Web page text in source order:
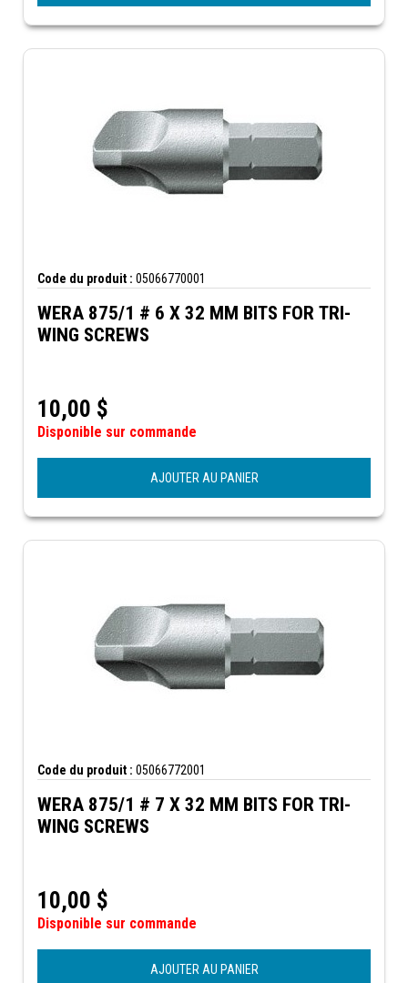
Code du produit : 05066770001
WERA 875/1 # 6 X 32 MM BITS FOR TRI-
WING SCREWS
10,00 $
Disponible sur commande
AJOUTER AU PANIER
Code du produit : 05066772001
WERA 875/1 # 7 X 32 MM BITS FOR TRI-
WING SCREWS
10,00 $
Disponible sur commande
AJOUTER AU PANIER